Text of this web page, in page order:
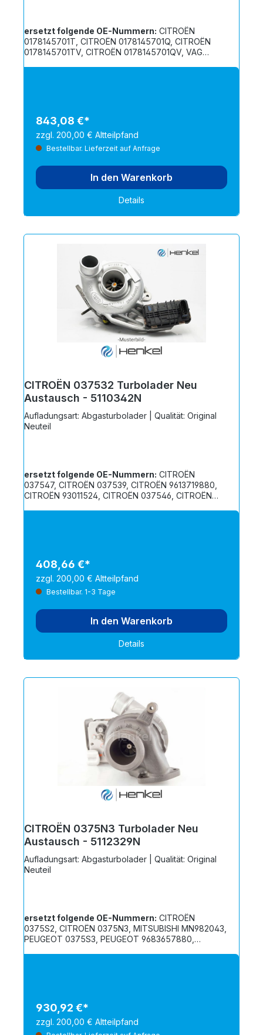
ersetzt folgende OE-Nummern:
0178145701T, CITROËN 0178145701Q, CITROËN
0178145701TV, CITROËN 0178145701QV, VAG
843,08 €*
zzgl. 200,00 € Altteilpfand
Bestellbar. Lieferzeit auf Anfrage
In den Warenkorb
Details
CITROËN 037532 Turbolader Neu
Austausch - 5110342N
Aufladungsart: Abgasturbolader | Qualität: Original
Neuteil
ersetzt folgende OE-Nummern:
037547, CITROËN 037539, CITROËN 9613719880,
CITROËN 93011524, CITROËN 037546, CITROËN
408,66 €*
zzgl. 200,00 € Altteilpfand
Bestellbar. 1-3 Tage
In den Warenkorb
Details
CITROËN 0375N3 Turbolader Neu
Austausch - 5112329N
Aufladungsart: Abgasturbolader | Qualität: Original
Neuteil
ersetzt folgende OE-Nummern:
0375S2, CITROËN 0375N3, MITSUBISHI MN982043,
PEUGEOT 0375S3, PEUGEOT 9683657880,
930,92 €*
zzgl. 200,00 € Altteilpfand